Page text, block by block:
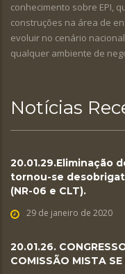
conhecimento sobre EPI,
construções na área de
evoluir no cenário
qualquer ambiente de
Notícias
20.01.29.Eliminação
tornou-se
(NR-06 e CLT).
29 de janeiro de 2020
20.01.26.
COMISSÃO MISTA